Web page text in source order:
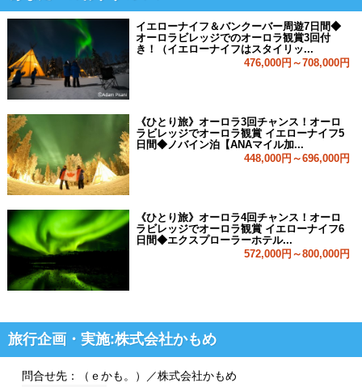
イエローナイフ＆バンクーバー周遊7日間◆
オーロラビレッジでのオーロラ観賞3回付
き！（イエローナイフはスタイリッ...
476,000円～708,000円
《ひとり旅》オーロラ3回チャンス！オーロ
ラビレッジでオーロラ観賞 イエローナイフ5
日間◆ノバイン泊【ANAマイル加...
448,000円～696,000円
《ひとり旅》オーロラ4回チャンス！オーロ
ラビレッジでオーロラ観賞 イエローナイフ6
日間◆エクスプローラーホテル...
572,000円～800,000円
旅行企画・実施:株式会社かもめ
問合せ先：（ｅかも。）／株式会社かもめ